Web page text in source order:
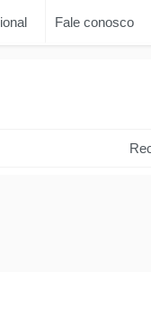
Fale conosco